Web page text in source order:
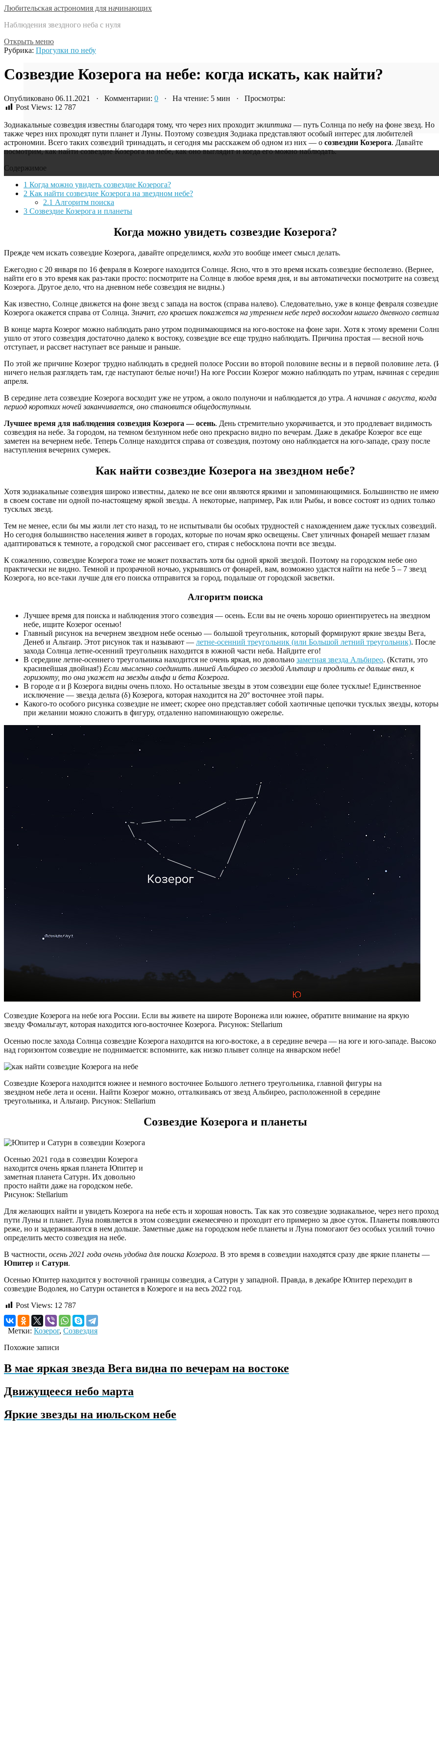
Любительская астрономия для начинающих
Наблюдения звездного неба с нуля
Открыть меню
Рубрика: Прогулки по небу
Созвездие Козерога на небе: когда искать, как найти?
Опубликовано 06.11.2021 · Комментарии: 0 · На чтение: 5 мин · Просмотры:
Post Views: 12 787
Зодиакальные созвездия известны благодаря тому, что через них проходит эклиптика — путь Солнца по небу на фоне звезд. Но
также через них проходят пути планет и Луны. Поэтому созвездия Зодиака представляют особый интерес для любителей
астрономии. Всего таких созвездий тринадцать, и сегодня мы расскажем об одном из них — о созвездии Козерога. Давайте
посмотрим, как найти созвездие Козерога на небе, как оно выглядит и когда его можно наблюдать.
Содержимое
1 Когда можно увидеть созвездие Козерога?
2 Как найти созвездие Козерога на звездном небе?
2.1 Алгоритм поиска
3 Созвездие Козерога и планеты
Когда можно увидеть созвездие Козерога?
Прежде чем искать созвездие Козерога, давайте определимся, когда это вообще имеет смысл делать.
Ежегодно с 20 января по 16 февраля в Козероге находится Солнце. Ясно, что в это время искать созвездие бесполезно. (Вернее,
найти его в это время как раз-таки просто: посмотрите на Солнце в любое время дня, и вы автоматически посмотрите на
Козерога. Другое дело, что на дневном небе созвездия не видны.)
Как известно, Солнце движется на фоне звезд с запада на восток (справа налево). Следовательно, уже в конце февраля созвездие
Козерога окажется справа от Солнца. Значит, его краешек покажется на утреннем небе перед восходом нашего дневного светила
В конце марта Козерог можно наблюдать рано утром поднимающимся на юго-востоке на фоне зари. Хотя к этому времени
ушло от этого созвездия достаточно далеко к востоку, созвездие все еще трудно наблюдать. Причина простая — весной ночь
отступает, и рассвет наступает все раньше и раньше.
По этой же причине Козерог трудно наблюдать в средней полосе России во второй половине весны и в первой половине лета.
ничего нельзя разглядеть там, где наступают белые ночи!) На юге России Козерог можно наблюдать по утрам, начиная с
апреля.
В середине лета созвездие Козерога восходит уже не утром, а около полуночи и наблюдается до утра. А начиная с августа, когда
период коротких ночей заканчивается, оно становится общедоступным.
Лучшее время для наблюдения созвездия Козерога — осень. День стремительно укорачивается, и это продлевает видимость
созвездия на небе. За городом, на темном безлунном небе оно прекрасно видно по вечерам. Даже в декабре Козерог все еще
заметен на вечернем небе. Теперь Солнце находится справа от созвездия, поэтому оно наблюдается на юго-западе, сразу после
наступления вечерних сумерек.
Как найти созвездие Козерога на звездном небе?
Хотя зодиакальные созвездия широко известны, далеко не все они являются яркими и запоминающимися. Большинство не
в своем составе ни одной по-настоящему яркой звезды. А некоторые, например, Рак или Рыбы, и вовсе состоят из одних только
тусклых звезд.
Тем не менее, если бы мы жили лет сто назад, то не испытывали бы особых трудностей с нахождением даже тусклых созвездий.
Но сегодня большинство населения живет в городах, которые по ночам ярко освещены. Свет уличных фонарей мешает глазам
адаптироваться к темноте, а городской смог рассеивает его, стирая с небосклона почти все звезды.
К сожалению, созвездие Козерога тоже не может похвастать хотя бы одной яркой звездой. Поэтому на городском небе оно
практически не видно. Темной и прозрачной ночью, укрывшись от фонарей, вам, возможно удастся найти на небе 5 – 7 звезд
Козерога, но все-таки лучше для его поиска отправится за город, подальше от городской засветки.
Алгоритм поиска
Лучшее время для поиска и наблюдения этого созвездия — осень. Если вы не очень хорошо ориентируетесь на звездном
небе, ищите Козерог осенью!
Главный рисунок на вечернем звездном небе осенью — большой треугольник, который формируют яркие звезды Вега,
Денеб и Альтаир. Этот рисунок так и называют — летне-осенний треугольник (или Большой летний треугольник). После
захода Солнца летне-осенний треугольник находится в южной части неба. Найдите его!
В середине летне-осеннего треугольника находится не очень яркая, но довольно заметная звезда Альбирео. (Кстати, это
красивейшая двойная!) Если мысленно соединить линией Альбирео со звездой Альтаир и продлить ее дальше вниз, к
горизонту, то она укажет на звезды альфа и бета Козерога.
В городе α и β Козерога видны очень плохо. Но остальные звезды в этом созвездии еще более тусклые! Единственное
исключение — звезда дельта (δ) Козерога, которая находится на 20° восточнее этой пары.
Какого-то особого рисунка созвездие не имеет; скорее оно представляет собой хаотичные цепочки тусклых звезды,
при желании можно сложить в фигуру, отдаленно напоминающую ожерелье.
Созвездие Козерога на небе юга России. Если вы живете на широте Воронежа или южнее, обратите внимание на яркую
звезду Фомальгаут, которая находится юго-восточнее Козерога. Рисунок: Stellarium
Осенью после захода Солнца созвездие Козерога находится на юго-востоке, а в середине вечера — на юге и юго-западе. Высоко
над горизонтом созвездие не поднимается: вспомните, как низко плывет солнце на январском небе!
Созвездие Козерога находится южнее и немного восточнее Большого летнего треугольника, главной фигуры на
звездном небе лета и осени. Найти Козерог можно, отталкиваясь от звезд Альбирео, расположенной в середине
треугольника, и Альтаир. Рисунок: Stellarium
Созвездие Козерога и планеты
Осенью 2021 года в созвездии Козерога
находится очень яркая планета Юпитер и
заметная планета Сатурн. Их довольно
просто найти даже на городском небе.
Рисунок: Stellarium
Для желающих найти и увидеть Козерога на небе есть и хорошая новость. Так как это созвездие зодиакальное, через него
пути Луны и планет. Луна появляется в этом созвездии ежемесячно и проходит его примерно за двое суток. Планеты
реже, но и задерживаются в нем дольше. Заметные даже на городском небе планеты и Луна помогают без особых усилий точно
определить место созвездия на небе.
В частности, осень 2021 года очень удобна для поиска Козерога. В это время в созвездии находятся сразу две яркие планеты —
Юпитер и Сатурн.
Осенью Юпитер находится у восточной границы созвездия, а Сатурн у западной. Правда, в декабре Юпитер переходит в
созвездие Водолея, но Сатурн останется в Козероге и на весь 2022 год.
Post Views: 12 787
Метки: Козерог, Созвездия
Похожие записи
В мае яркая звезда Вега видна по вечерам на востоке
Движущееся небо марта
Яркие звезды на июльском небе